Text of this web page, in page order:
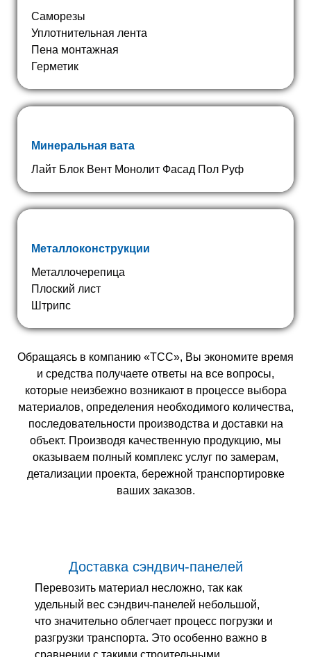
Саморезы
Уплотнительная лента
Пена монтажная
Герметик
Минеральная вата
Лайт Блок Вент Монолит Фасад Пол Руф
Металлоконструкции
Металлочерепица
Плоский лист
Штрипс
Обращаясь в компанию «ТСС», Вы экономите время
и средства получаете ответы на все вопросы,
которые неизбежно возникают в процессе выбора
материалов, определения необходимого количества,
последовательности производства и доставки на
объект. Производя качественную продукцию, мы
оказываем полный комплекс услуг по замерам,
детализации проекта, бережной транспортировке
ваших заказов.
Доставка сэндвич-панелей
Перевозить материал несложно, так как
удельный вес сэндвич-панелей небольшой,
что значительно облегчает процесс погрузки и
разгрузки транспорта. Это особенно важно в
сравнении с такими строительными